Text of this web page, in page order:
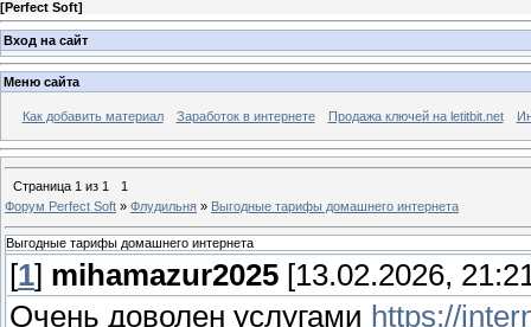
[Perfect Soft]
Вход на сайт
Меню сайта
Как добавить материал Заработок в интернете Продажа ключей на letitbit.net
Страница 1 из 1
1
Форум Perfect Soft » Флудильня » Выгодные тарифы домашнего интернета
Выгодные тарифы домашнего интернета
[1] mihamazur2025 [13.02.2026,
Очень доволен услугами https://